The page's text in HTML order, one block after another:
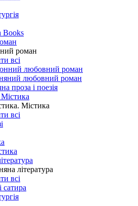
Books
роман
всі
любовний роман
любовний роман
проза і поезія
Містика
всі
література
всі
сатира